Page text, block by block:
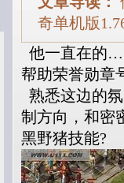
奇单机版
他一直在的
帮助荣誉勋章
熟悉这边的
制方向，和密
黑野猪技能?